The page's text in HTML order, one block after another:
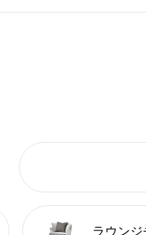
ラウン